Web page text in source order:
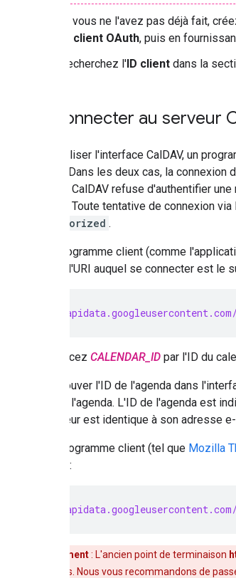
Si vous ne l'avez pas déjà fait,
ID client OAuth, puis en
Recherchez l'ID client dans la
Se connecter au serveur
Pour utiliser l'interface CalDAV, un
départ. Dans les deux cas, la
serveur CalDAV refuse d'authentifier
Google. Toute tentative de connexion
Unauthorized .
Si le programme client (comme
départ, l'URI auquel se connecter est le
https://
Remplacez CALENDAR_ID par l'ID du
Pour trouver l'ID de l'agenda dans
nom de l'agenda. L'ID de l'agenda est
utilisateur est identique à son adresse
Si un programme client (tel que Mozilla
suivant :
https://
Avertissement: L'ancien point de terminaison
propres risques. Nous vous recommandons de